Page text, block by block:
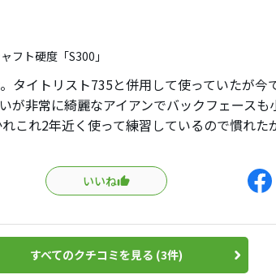
フト硬度「S300」
タイトリスト735と併用して使っていたが今
が非常に綺麗なアイアンでバックフェースも
これ2年近く使って練習しているので慣れた
ここぞというときの緊張感はたまらない。な
プロでも）のもたまらない。ただこのアイア
やら優しいアイアンは使えなくなるからご注
いいね
すべてのクチコミを見る (3件)